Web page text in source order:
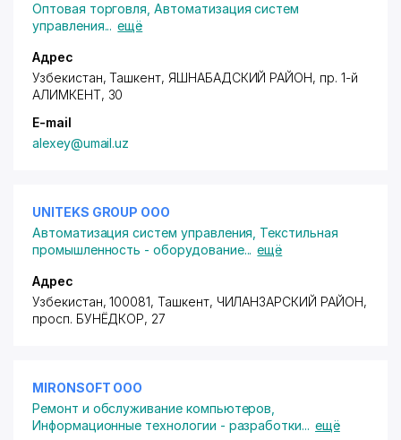
Оптовая торговля ,Автоматизация систем
управления... ещё
Адрес
Узбекистан, Ташкент, ЯШНАБАДСКИЙ РАЙОН, пр. 1-й
АЛИМКЕНТ, 30
E-mail
alexey@umail.uz
UNITEKS GROUP ООО
Автоматизация систем управления Текстильная
промышленность - оборудование... ещё
Адрес
Узбекистан, 100081, Ташкент, ЧИЛАНЗАРСКИЙ РАЙОН,
просп. БУНЁДКОР, 27
MIRONSOFT ООО
Ремонт и обслуживание компьютеров
Информационные технологии - разработки... ещё